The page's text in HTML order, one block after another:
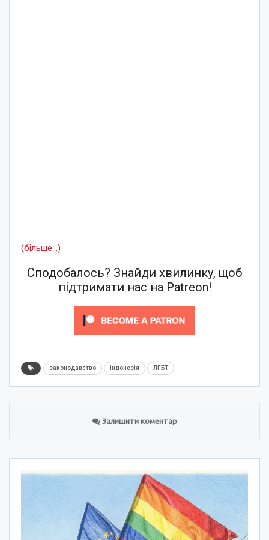
(більше…)
Сподобалось? Знайди хвилинку, щоб
підтримати нас на Patreon!
законодавство Індонезія ЛГБТ
Залишити коментар